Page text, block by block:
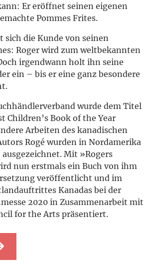
Er eröffnet seinen eigenen
Pommes Frites.
sich die Kunde von seinen
Roger wird zum weltbekannten
irgendwann holt ihn seine
ein – bis er eine ganz besondere
wurde dem Titel
Children’s Book of the Year
Arbeiten des kanadischen
Rogé wurden in Nordamerika
Mit »Rogers
nun erstmals ein Buch von ihm
veröffentlicht und im
Kanadas bei der
2020 in Zusammenarbeit mit
for the Arts präsentiert.